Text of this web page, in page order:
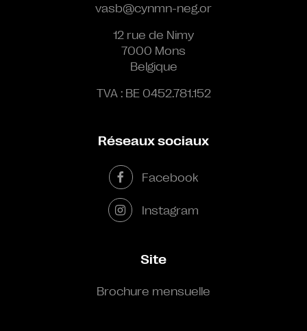
vasb@cynmn-neg.or
12 rue de Nimy
7000 Mons
Belgique
TVA : BE 0452.781.152
Réseaux sociaux
Facebook
Instagram
Site
Brochure mensuelle